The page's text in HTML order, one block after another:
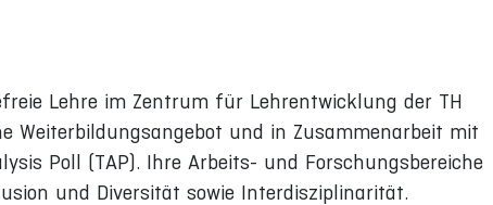
Lehre im Zentrum für Lehrentwicklung der TH
Weiterbildungsangebot und in Zusammenarbeit mit
Poll (TAP). Ihre Arbeits- und Forschungsbereiche
und Diversität sowie Interdisziplinarität.